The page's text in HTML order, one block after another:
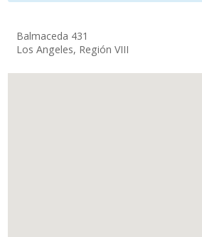
Balmaceda 431
Los Angeles, Región VIII